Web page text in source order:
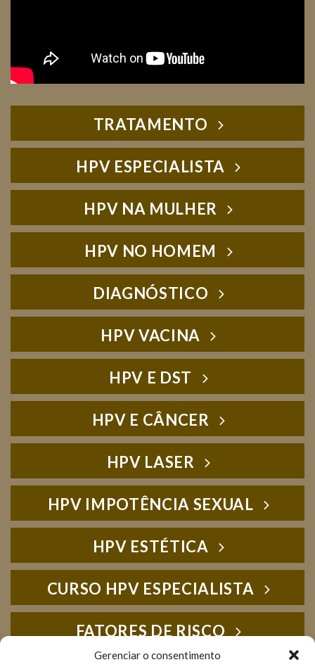
Gerenciar o consentimento
TRATAMENTO
HPV ESPECIALISTA
HPV NA MULHER
HPV NO HOMEM
DIAGNÓSTICO
HPV VACINA
HPV E DST
HPV E CÂNCER
HPV LASER
HPV IMPOTÊNCIA SEXUAL
HPV ESTÉTICA
CURSO HPV ESPECIALISTA
FATORES DE RISCO